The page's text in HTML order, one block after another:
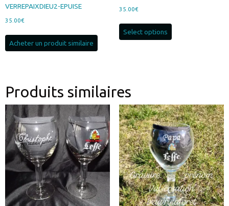
VERREPAIXDIEU2-EPUISE
35.00€
Acheter un produit similaire
35.00€
Select options
Produits similaires